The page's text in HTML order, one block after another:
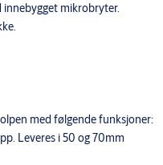
innebygget mikrobryter.
med følgende funksjoner:
Leveres i 50 og 70mm